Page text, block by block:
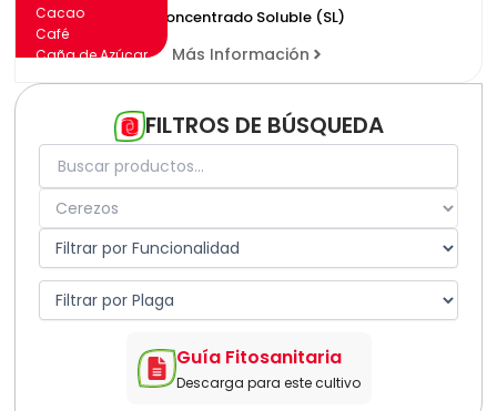
FILTROS DE BÚSQUEDA
Guía Fitosanitaria
Descarga para este cultivo
Cacao
Café
Caña de Azúcar
Durazno
Espárrago
Frejol
Fresa
Granado
Holantao
Leguminosas
Maíz
Concentrado Soluble (SL)
Más Información